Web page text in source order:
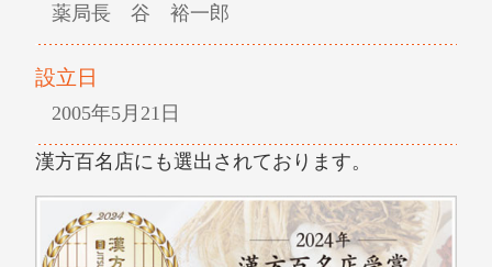
薬局長 谷 裕一郎
設立日
2005年5月21日
漢方百名店にも選出されております。